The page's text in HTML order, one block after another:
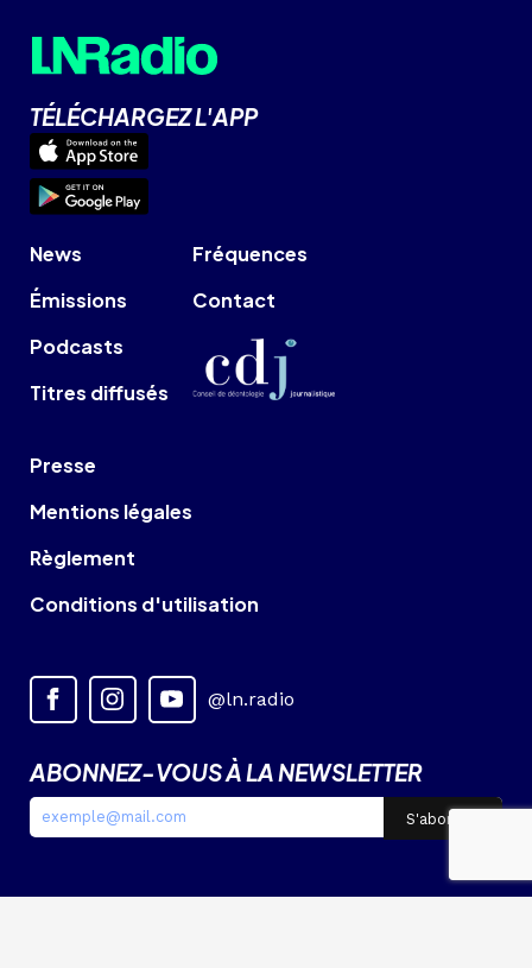
TÉLÉCHARGEZ L'APP
News
Émissions
Podcasts
Titres diffusés
Fréquences
Contact
Presse
Mentions légales
Règlement
Conditions d'utilisation
@ln.radio
ABONNEZ-VOUS À LA NEWSLETTER